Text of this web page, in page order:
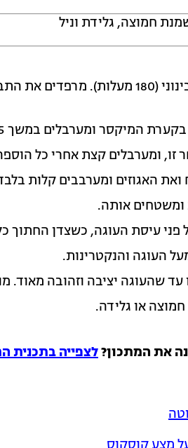
חמוצה, גלידת וניל
מחממים את התנור לחום בינוני (180
במשך 4-5 דקות, עד שמתקבל קרם תפוח.
זו, ומערבלים קצת אחרי כל
האגוזים ומערבבים קלות
ומשטחים אותה.
פני עיסת העוגה, כשצדן החתוך
העוגה והנקטרינות.
או גלידה.
את המתכון?לצפייה בתכנית